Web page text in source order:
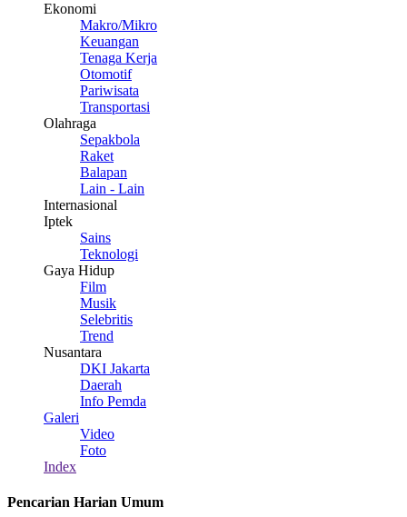
Ekonomi
Makro/Mikro
Keuangan
Tenaga Kerja
Otomotif
Pariwisata
Transportasi
Olahraga
Sepakbola
Raket
Balapan
Lain - Lain
Internasional
Iptek
Sains
Teknologi
Gaya Hidup
Film
Musik
Selebritis
Trend
Nusantara
DKI Jakarta
Daerah
Info Pemda
Galeri
Video
Foto
Index
Pencarian Harian Umum